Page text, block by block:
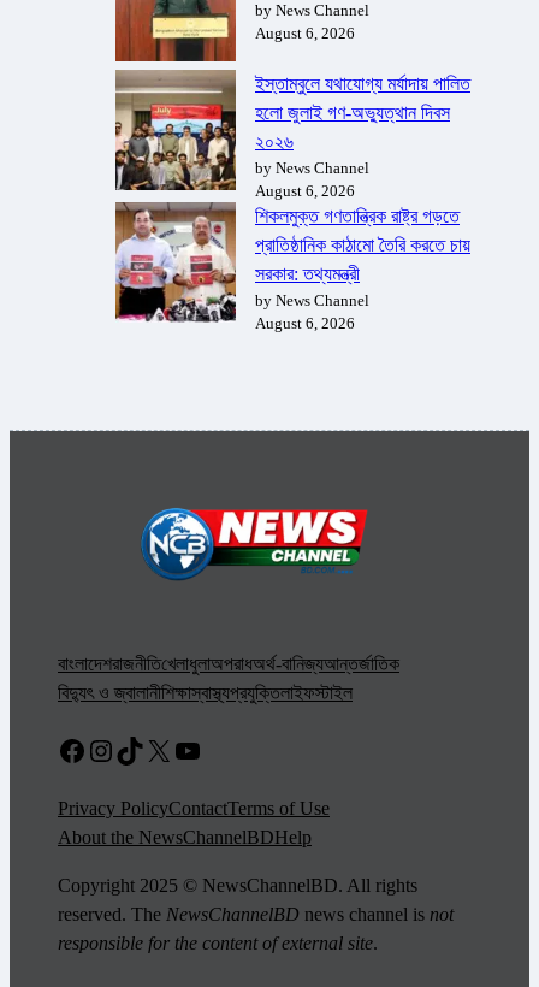
by News Channel
August 6, 2026
ইস্তাম্বুলে যথাযোগ্য মর্যাদায় পালিত
হলো জুলাই গণ-অভ্যুত্থান দিবস
২০২৬
by News Channel
August 6, 2026
শিকলমুক্ত গণতান্ত্রিক রাষ্ট্র গড়তে
প্রাতিষ্ঠানিক কাঠামো তৈরি করতে চায়
সরকার: তথ্যমন্ত্রী
by News Channel
August 6, 2026
বাংলাদেশরাজনীতিখেলাধুলাঅপরাধঅর্থ-বানিজ্যআন্তর্জাতিক
বিদ্যুৎ ও জ্বালানীশিক্ষাস্বাস্থ্যপ্রযুক্তিলাইফস্টাইল
Facebook
Instagram
TikTok
X YouTube
Privacy PolicyContactTerms of Use
About the NewsChannelBDHelp
Copyright 2025 © NewsChannelBD. All rights
reserved. The NewsChannelBD news channel is not
responsible for the content of external site.